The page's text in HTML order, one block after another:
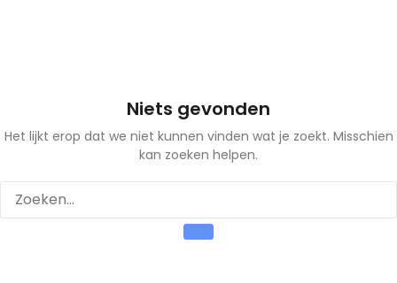
Niets gevonden
Het lijkt erop dat we niet kunnen vinden wat je zoekt. Misschien
kan zoeken helpen.